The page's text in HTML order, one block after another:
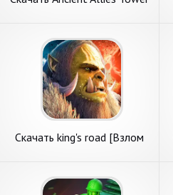
Андроид
Скачать king's road [Взлом